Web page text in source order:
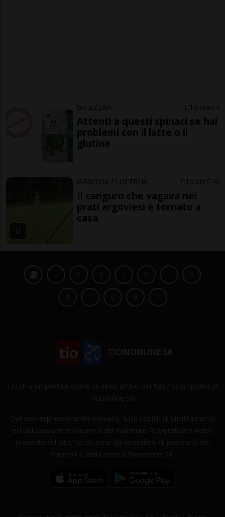
SVIZZERA 10 ore 4
Attenti a questi spinaci se hai
problemi con il latte o il
glutine
ARGOVIA / LUCERNA 10 ore 26
Il canguro che vagava nei
prati argoviesi è tornato a
casa